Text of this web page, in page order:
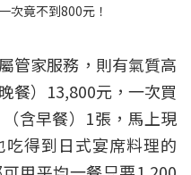
次竟不到800元！
管家服務，則有氣質高
餐）13,800元，一次買
含早餐）1張，馬上現
得到日式宴席料理的